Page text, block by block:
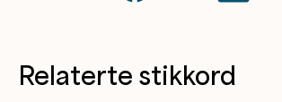
Relaterte stikkord